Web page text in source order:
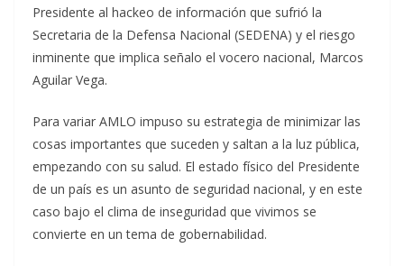
Presidente al hackeo de información que sufrió la
Secretaria de la Defensa Nacional (SEDENA) y el riesgo
inminente que implica señalo el vocero nacional, Marcos
Aguilar Vega.
Para variar AMLO impuso su estrategia de minimizar las
cosas importantes que suceden y saltan a la luz pública,
empezando con su salud. El estado físico del Presidente
de un país es un asunto de seguridad nacional, y en este
caso bajo el clima de inseguridad que vivimos se
convierte en un tema de gobernabilidad.